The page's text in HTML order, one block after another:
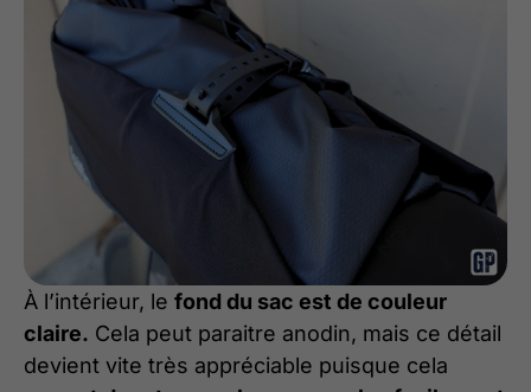
À l’intérieur, le fond du sac est de couleur
claire. Cela peut paraitre anodin, mais ce détail
devient vite très appréciable puisque cela